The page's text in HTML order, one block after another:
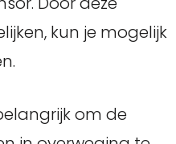
kun je mogelijk
om de